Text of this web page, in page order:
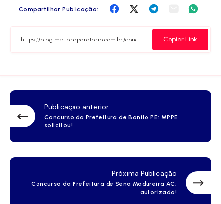
Compartilhar Publicação:
Compartilha
Facebook
CompartilhaCompartilha
Telegram
Compartilha
Email
Copiar Link
Publicação anterior
Concurso da Prefeitura de Bonito PE: MPPE
solicitou!
Próxima Publicação
Concurso da Prefeitura de Sena Madureira AC:
autorizado!